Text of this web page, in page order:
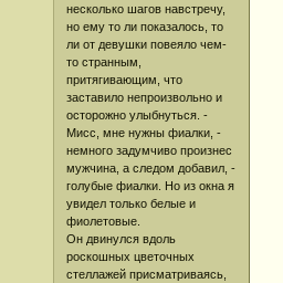
несколько шагов навстречу,
но ему то ли показалось, то
ли от девушки повеяло чем-
то странным,
притягивающим, что
заставило непроизвольно и
осторожно улыбнуться. -
Мисс, мне нужны фиалки, -
немного задумчиво произнес
мужчина, а следом добавил, -
голубые фиалки. Но из окна я
увидел только белые и
фиолетовые.
Он двинулся вдоль
роскошных цветочных
стеллажей присматриваясь,